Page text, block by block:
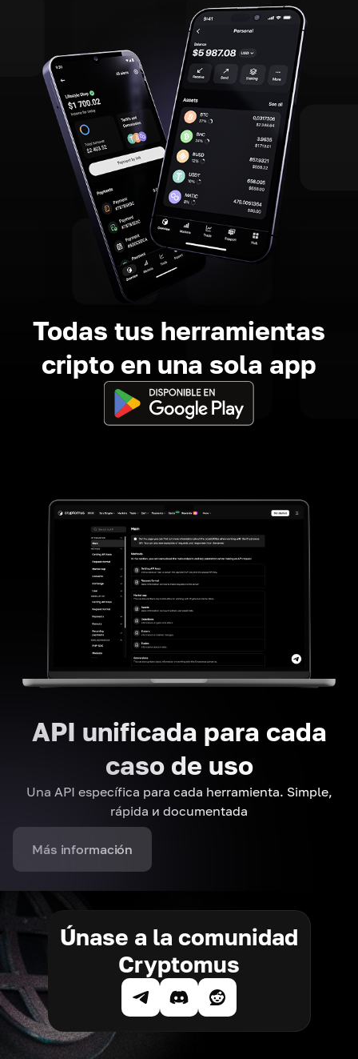
Todas tus herramientas
cripto en una sola app
API unificada para cada
caso de uso
Una API específica para cada herramienta. Simple,
rápida и documentada
Más información
Únase a la comunidad
Cryptomus